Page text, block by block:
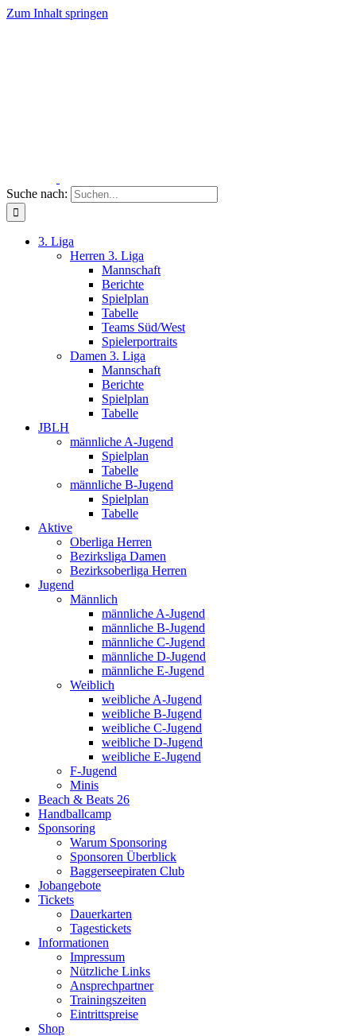
Zum Inhalt springen
Suche nach:
3. Liga
Herren 3. Liga
Mannschaft
Berichte
Spielplan
Tabelle
Teams Süd/West
Spielerportraits
Damen 3. Liga
Mannschaft
Berichte
Spielplan
Tabelle
JBLH
männliche A-Jugend
Spielplan
Tabelle
männliche B-Jugend
Spielplan
Tabelle
Aktive
Oberliga Herren
Bezirksliga Damen
Bezirksoberliga Herren
Jugend
Männlich
männliche A-Jugend
männliche B-Jugend
männliche C-Jugend
männliche D-Jugend
männliche E-Jugend
Weiblich
weibliche A-Jugend
weibliche B-Jugend
weibliche C-Jugend
weibliche D-Jugend
weibliche E-Jugend
F-Jugend
Minis
Beach & Beats 26
Handballcamp
Sponsoring
Warum Sponsoring
Sponsoren Überblick
Baggerseepiraten Club
Jobangebote
Tickets
Dauerkarten
Tagestickets
Informationen
Impressum
Nützliche Links
Ansprechpartner
Trainingszeiten
Eintrittspreise
Shop